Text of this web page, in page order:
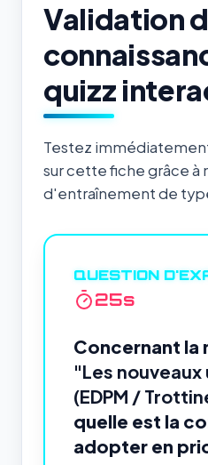
Validation
quizz
Testez
sur cette fiche grâce à
d'entraînement de
QUESTION
24s
Concernant la
"Les nouveaux
(EDPM /
quelle est la
adopter en